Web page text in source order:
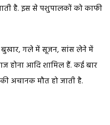
है. इस से पशुपालकों को काफी
बुखार, गले में सूजन, सांस लेने में
आदि शामिल हैं. कई बार
अचानक मौत हो जाती है.